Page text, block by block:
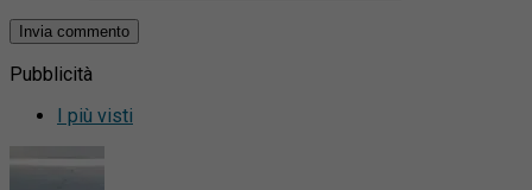
Pubblicità
I più visti